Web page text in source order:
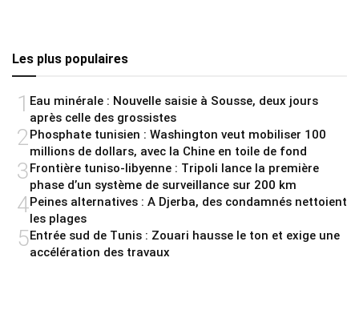
Les plus populaires
1 Eau minérale : Nouvelle saisie à Sousse, deux jours
après celle des grossistes
2 Phosphate tunisien : Washington veut mobiliser 100
millions de dollars, avec la Chine en toile de fond
3Frontière tuniso-libyenne : Tripoli lance la première
phase d’un système de surveillance sur 200 km
4Peines alternatives : A Djerba, des condamnés nettoient
les plages
5Entrée sud de Tunis : Zouari hausse le ton et exige une
accélération des travaux